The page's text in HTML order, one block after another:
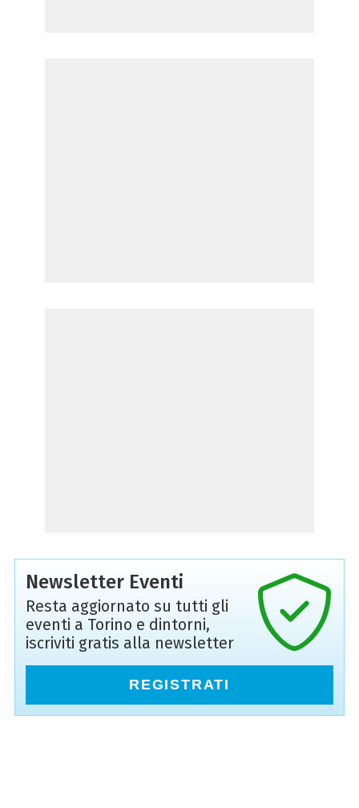
Newsletter Eventi
Resta aggiornato su tutti gli
eventi a Torino e dintorni,
iscriviti gratis alla newsletter
REGISTRATI